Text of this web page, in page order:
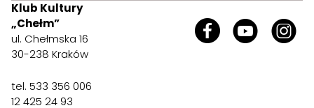
Klub Kultury
„Chełm”
ul. Chełmska 16
30-238 Kraków
tel. 533 356 006
12 425 24 93